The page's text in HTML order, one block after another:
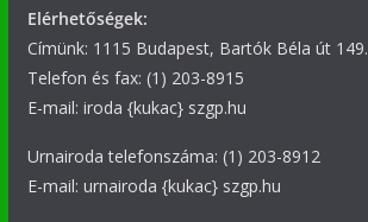
Elérhetőségek:
Címünk: 1115 Budapest, Bartók Béla út 149.
Telefon és fax: (1) 203-8915
E-mail: iroda {kukac} szgp.hu
Urnairoda telefonszáma: (1) 203-8912
E-mail: urnairoda {kukac} szgp.hu